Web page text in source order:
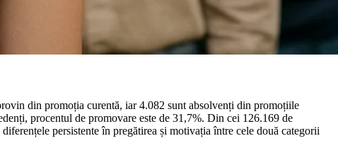
din promoția curentă, iar 4.082 sunt absolvenți din promoțiile
procentul de promovare este de 31,7%. Din cei 126.169 de
persistente în pregătirea și motivația între cele două categorii